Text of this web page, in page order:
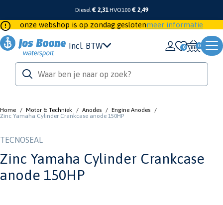
Diesel€ 2,31 HVO100 € 2,49
onze webshop is op zondag geslotenmeer informatie
Incl. BTW 0
Home / Motor & Techniek / Anodes / Engine Anodes /
Zinc Yamaha Cylinder Crankcase anode 150HP
TECNOSEAL
Zinc Yamaha Cylinder Crankcase
anode 150HP